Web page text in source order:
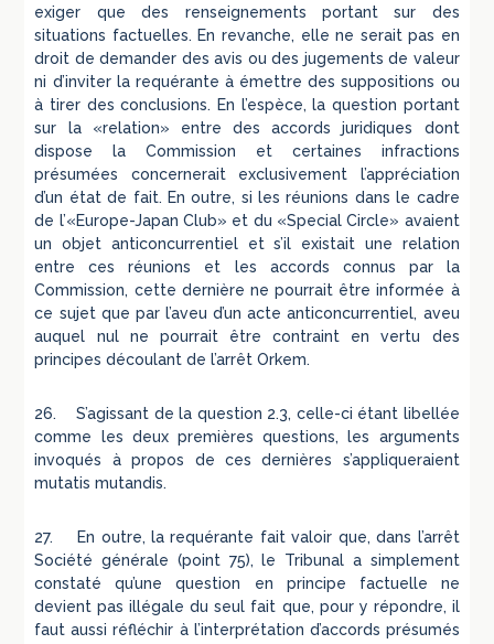
exiger que des renseignements portant sur des
situations factuelles. En revanche, elle ne serait pas en
droit de demander des avis ou des jugements de valeur
ni d’inviter la requérante à émettre des suppositions ou
à tirer des conclusions. En l’espèce, la question portant
sur la «relation» entre des accords juridiques dont
dispose la Commission et certaines infractions
présumées concernerait exclusivement l’appréciation
d’un état de fait. En outre, si les réunions dans le cadre
de l’«Europe-Japan Club» et du «Special Circle» avaient
un objet anticoncurrentiel et s’il existait une relation
entre ces réunions et les accords connus par la
Commission, cette dernière ne pourrait être informée à
ce sujet que par l’aveu d’un acte anticoncurrentiel, aveu
auquel nul ne pourrait être contraint en vertu des
principes découlant de l’arrêt Orkem.
26. S’agissant de la question 2.3, celle-ci étant libellée
comme les deux premières questions, les arguments
invoqués à propos de ces dernières s’appliqueraient
mutatis mutandis.
27. En outre, la requérante fait valoir que, dans l’arrêt
Société générale (point 75), le Tribunal a simplement
constaté qu’une question en principe factuelle ne
devient pas illégale du seul fait que, pour y répondre, il
faut aussi réfléchir à l’interprétation d’accords présumés